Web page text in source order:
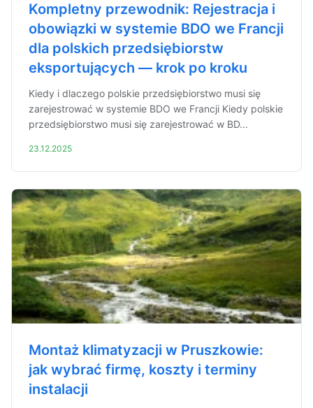
Kompletny przewodnik: Rejestracja i
obowiązki w systemie BDO we Francji
dla polskich przedsiębiorstw
eksportujących — krok po kroku
Kiedy i dlaczego polskie przedsiębiorstwo musi się
zarejestrować w systemie BDO we Francji Kiedy polskie
przedsiębiorstwo musi się zarejestrować w BD...
23.12.2025
Montaż klimatyzacji w Pruszkowie:
jak wybrać firmę, koszty i terminy
instalacji